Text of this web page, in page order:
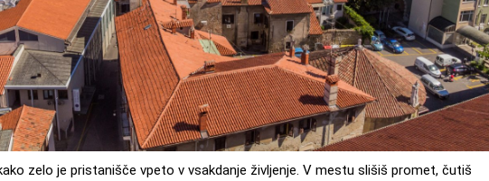
zelo je pristanišče vpeto v vsakdanje življenje. V mestu slišiš promet, čutiš